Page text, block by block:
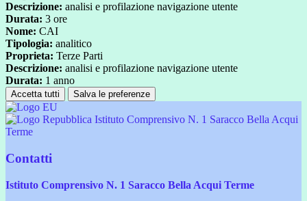
Descrizione: analisi e profilazione navigazione utente
Durata: 3 ore
Nome: CAI
Tipologia: analitico
Proprieta: Terze Parti
Descrizione: analisi e profilazione navigazione utente
Durata: 1 anno
Accetta tutti Salva le preferenze
Istituto Comprensivo N. 1 Saracco Bella Acqui
Terme
Contatti
Istituto Comprensivo N. 1 Saracco Bella Acqui Terme